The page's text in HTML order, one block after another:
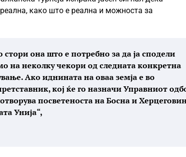
како што е реална и можноста за
она што е потребно за да ја сподели
на неколку чекори од следната конкретна
Ако иднината на оваа земја е во
кој ќе го назначи Управниот
посветеноста на Босна и
Унија“,